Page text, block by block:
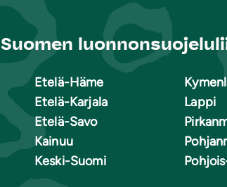
Suomen
Etelä-Häme
Etelä-Karjala
Etelä-Savo
Kainuu
Keski-Suomi
Lappi